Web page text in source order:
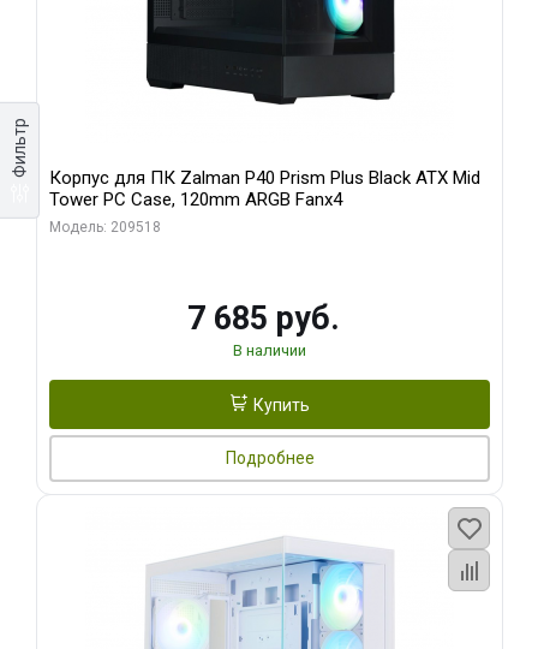
Фильтр
Корпус для ПК Zalman P40 Prism Plus Black ATX Mid
Tower PC Case, 120mm ARGB Fanx4
Модель: 209518
7 685 руб.
В наличии
Купить
Подробнее